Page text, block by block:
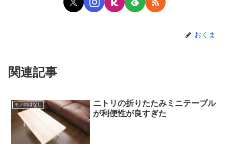
おくま
関連記事
モノのはなし
ニトリの折りたたみミニテーブル
が利便性が良すぎた